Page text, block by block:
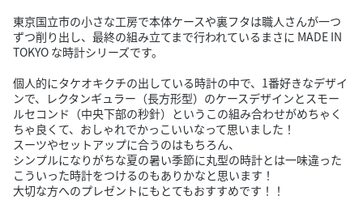
東京国立市の小さな工房で本体ケースや裏フタは職人さんが一つ
ずつ削り出し、最終の組み立てまで行われているまさに MADE IN
TOKYO な時計シリーズです。
個人的にタケオキクチの出している時計の中で、1番好きなデザイ
ンで、レクタンギュラー（長方形型）のケースデザインとスモー
ルセコンド（中央下部の秒針）というこの組み合わせがめちゃく
ちゃ良くて、おしゃれでかっこいいなって思いました！
スーツやセットアップに合うのはもちろん、
シンプルになりがちな夏の暑い季節に丸型の時計とは一味違った
こういった時計をつけるのもありかなと思います！
大切な方へのプレゼントにもとてもおすすめです！！